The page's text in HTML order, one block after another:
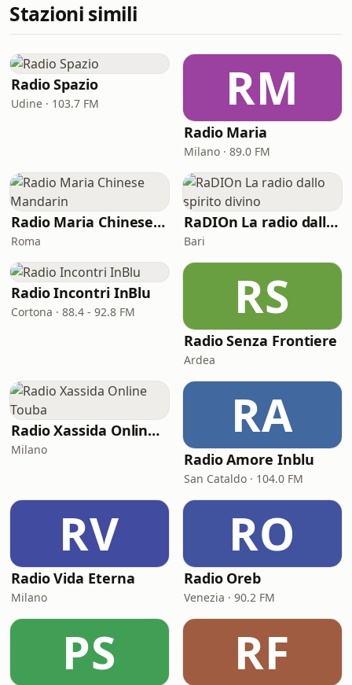
Stazioni simili
Radio Spazio
Udine · 103.7 FM RM
Radio Maria
Milano · 89.0 FM
Radio Maria Chinese Mandarin
Roma
RaDIOn La radio dallo spirito divino
Bari
Radio Incontri InBlu
Cortona · 88.4 - 92.8 FM RS
Radio Senza Frontiere
Ardea
Radio Xassida Online Touba
Milano
RA
Radio Amore Inblu
San Cataldo · 104.0 FM
RV
Radio Vida Eterna
Milano
RO
Radio Oreb
Venezia · 90.2 FM
PS RF